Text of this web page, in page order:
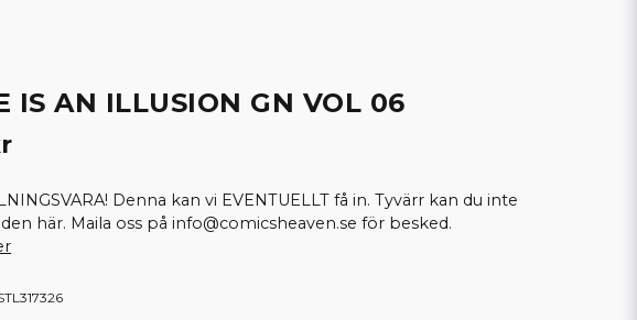
IS AN ILLUSION GN VOL 06
Denna kan vi EVENTUELLT få in. Tyvärr kan du inte
här. Maila oss på info@comicsheaven.se för besked.